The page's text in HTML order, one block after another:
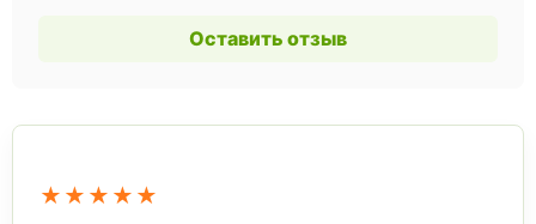
Оставить отзыв
★★★★★